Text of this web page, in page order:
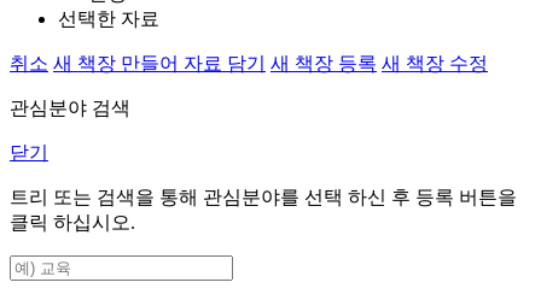
선택한 자료
취소 새 책장 만들어 자료 담기 새 책장 등록 새 책장 수정
관심분야 검색
닫기
트리 또는 검색을 통해 관심분야를 선택 하신 후 등록 버튼을
클릭 하십시오.